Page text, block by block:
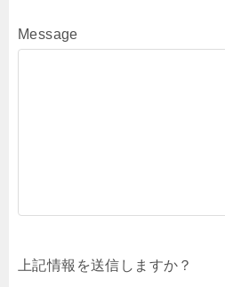
Message
上記情報を送信しますか？